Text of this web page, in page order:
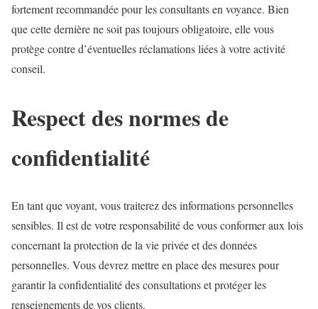
fortement recommandée pour les consultants en voyance. Bien
que cette dernière ne soit pas toujours obligatoire, elle vous
protège contre d’éventuelles réclamations liées à votre activité
conseil.
Respect des normes de
confidentialité
En tant que voyant, vous traiterez des informations personnelles
sensibles. Il est de votre responsabilité de vous conformer aux lois
concernant la protection de la vie privée et des données
personnelles. Vous devrez mettre en place des mesures pour
garantir la confidentialité des consultations et protéger les
renseignements de vos clients.